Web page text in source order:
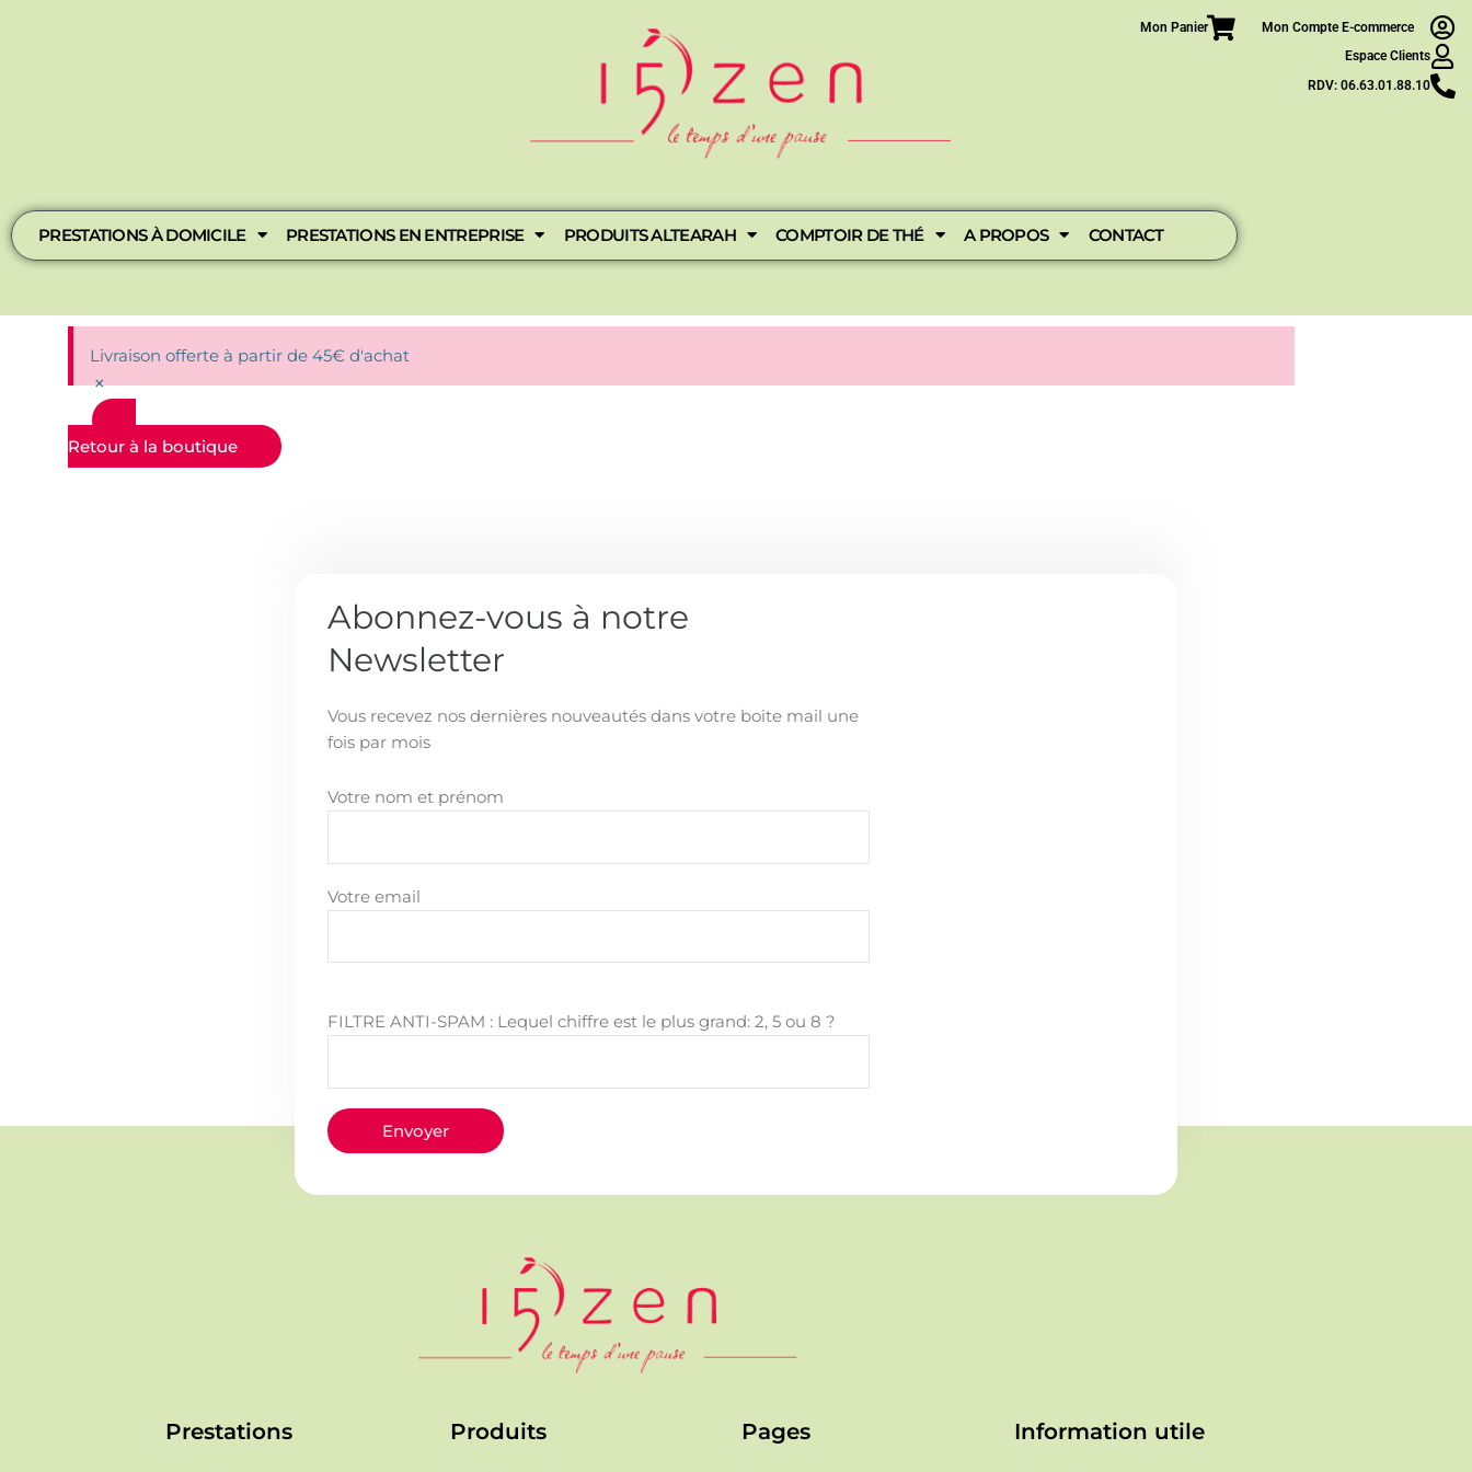
Mon Panier
Mon Compte E-commerce
Espace Clients
RDV: 06.63.01.88.10
PRESTATIONS À DOMICILE PRESTATIONS EN ENTREPRISE PRODUITS ALTEARAH COMPTOIR DE THÉ A PROPOS CONTACT
Livraison offerte à partir de 45€ d'achat
×
Retour à la boutique
Abonnez-vous à notre
Newsletter
Vous recevez nos dernières nouveautés dans votre boite mail une
fois par mois
Votre nom et prénom
Votre email
FILTRE ANTI-SPAM : Lequel chiffre est le plus grand: 2, 5 ou 8 ?
Prestations Produits Pages Information utile